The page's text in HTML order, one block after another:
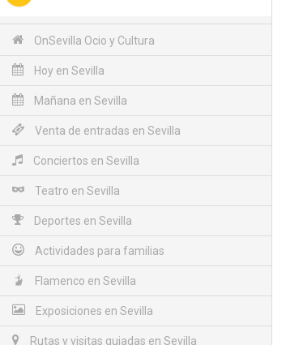
OnSevilla Ocio y Cultura
Hoy en Sevilla
Mañana en Sevilla
Venta de entradas en Sevilla
Conciertos en Sevilla
Teatro en Sevilla
Deportes en Sevilla
Actividades para familias
Flamenco en Sevilla
Exposiciones en Sevilla
Rutas y visitas guiadas en Sevilla